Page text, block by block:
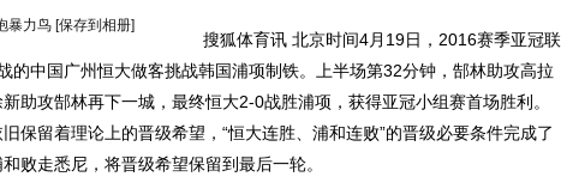
暴力鸟 [保存到相册]
搜狐体育讯 北京时间4月19日，2016赛季亚冠联
的中国广州恒大做客挑战韩国浦项制铁。上半场第32分钟，郜林助攻高拉
助攻郜林再下一城，最终恒大2-0战胜浦项，获得亚冠小组赛首场胜利。
保留着理论上的晋级希望，“恒大连胜、浦和连败”的晋级必要条件完成了
败走悉尼，将晋级希望保留到最后一轮。